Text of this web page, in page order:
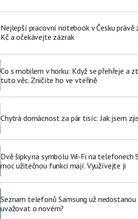
Nejlepší pracovní notebook v Česku
Kč a očekávejte zázrak
Co s mobilem v horku: Když se přehřeje a
tuto věc. Zničíte ho ve vteřině
Chytrá domácnost za pár tisíc: Jak jsem
Dvě šipky na symbolu Wi-Fi na telefonech
moc užitečnou funkci mají. Využívejte ji
Seznam telefonů Samsung už nedostanou
uvažovat o novém?